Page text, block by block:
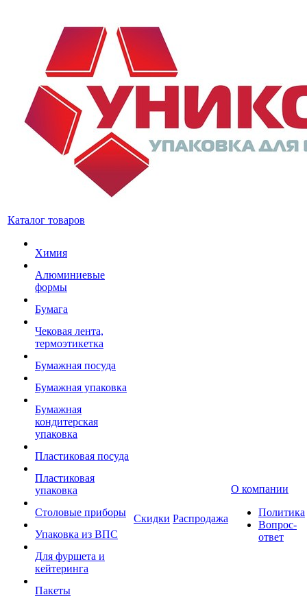
Каталог товаров
Химия
Алюминиевые
формы
Бумага
Чековая лента,
термоэтикетка
Бумажная посуда
Бумажная упаковка
Бумажная
кондитерская
упаковка
Пластиковая посуда
Пластиковая
упаковка
Столовые приборы
Упаковка из ВПС
Для фуршета и
кейтеринга
Пакеты
Скидки Распродажа
О компании
Политика
Вопрос-
ответ